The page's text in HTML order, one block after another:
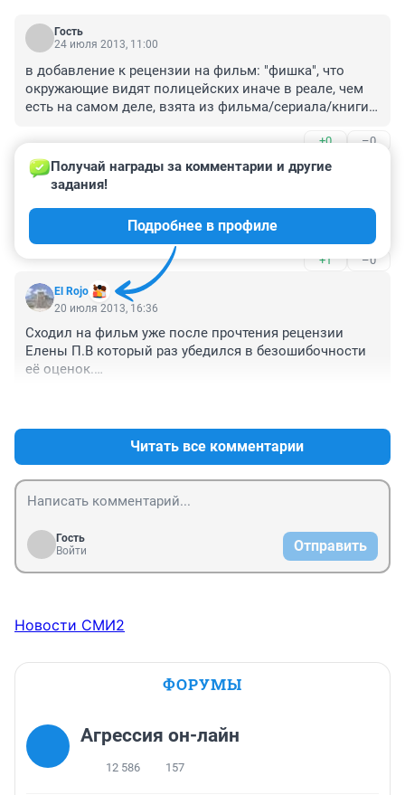
Гость
24 июля 2013, 11:00
в добавление к рецензии на фильм: "фишка", что
окружающие видят полицейских иначе в реале, чем
есть на самом деле, взята из фильма/сериала/книги
+0 –0
Гость
22 июля 2013, 10:03
Норм фильм для расслабона, без претензии на что-то
+1 –0
El Rojo
Получай награды за комментарии и другие
задания!
Подробнее в профиле
20 июля 2013, 16:36
Сходил на фильм уже после прочтения рецензии
Елены П.В который раз убедился в безошибочности
её оценок.
любит напрягать мозги в кинотеатре и потом пишет в
"отдохнули,посмеялись-что ещё надо!"
Читать все комментарии
Гость
Войти
Отправить
Новости СМИ2
ФОРУМЫ
Агрессия он-лайн
12 586 157